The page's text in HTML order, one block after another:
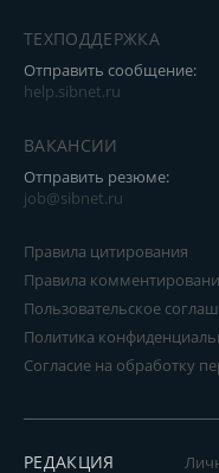
ТЕХПОДДЕРЖКА
Отправить сообщение:
help.sibnet.ru
ВАКАНСИИ
Отправить резюме:
job@sibnet.ru
Правила цитирования
Правила
Пользовательское
Политика
Согласие на обработку
РЕДАКЦИЯ